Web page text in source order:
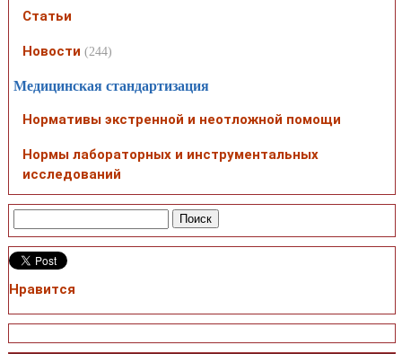
Статьи
Новости (244)
Медицинская стандартизация
Нормативы экстренной и неотложной помощи
Нормы лабораторных и инструментальных
исследований
Нравится